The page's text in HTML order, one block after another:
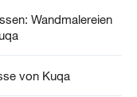
Wandmalereien
von Kuqa